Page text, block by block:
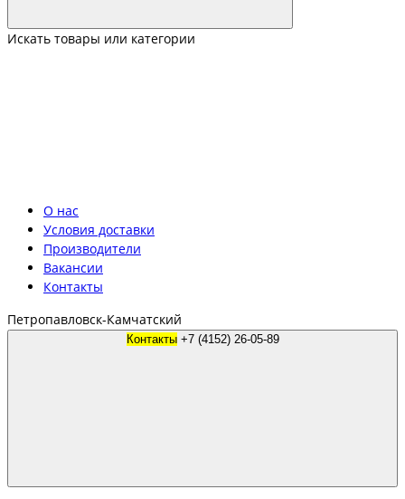
Искать товары или категории
О нас
Условия доставки
Производители
Вакансии
Контакты
Петропавловск-Камчатский
Контакты +7 (4152) 26-05-89